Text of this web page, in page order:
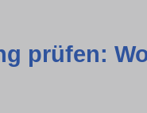
prüfen: